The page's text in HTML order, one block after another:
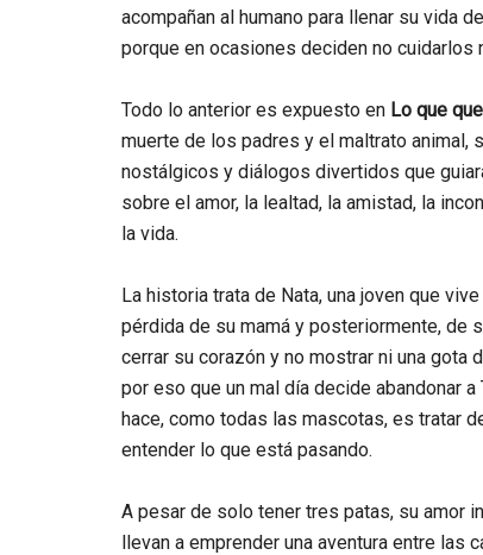
acompañan al humano para llenar su vida
porque en ocasiones deciden no cuidarlos
Todo lo anterior es expuesto en Lo que
muerte de los padres y el maltrato animal,
nostálgicos y diálogos divertidos que
sobre el amor, la lealtad, la amistad, la
la vida.
La historia trata de Nata, una joven que
pérdida de su mamá y posteriormente, de
cerrar su corazón y no mostrar ni una gota
por eso que un mal día decide abandonar
hace, como todas las mascotas, es tratar
entender lo que está pasando.
A pesar de solo tener tres patas, su amor
llevan a emprender una aventura entre